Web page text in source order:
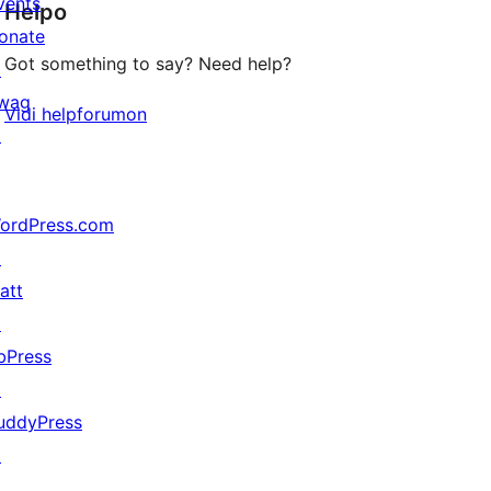
reviews
Helpo
Got something to say? Need help?
Vidi helpforumon